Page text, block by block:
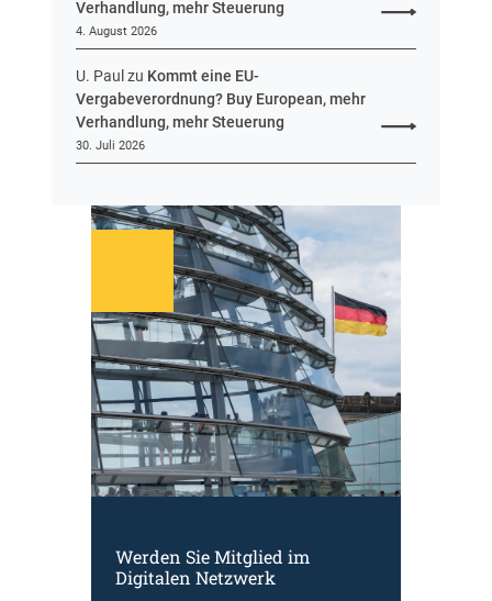
Verhandlung, mehr Steuerung
4. August 2026
U. Paul zu Kommt eine EU-
Vergabeverordnung? Buy European, mehr
Verhandlung, mehr Steuerung
30. Juli 2026
Werden Sie Mitglied im
Digitalen Netzwerk